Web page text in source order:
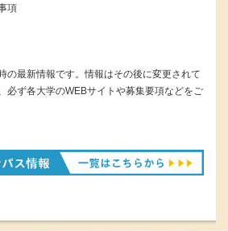
項
の最新情報です。情報はその後に変更されて
必ず各大学のWEBサイトや募集要項などをご